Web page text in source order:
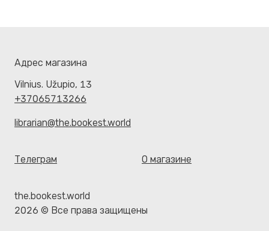
Адрес магазина
Vilnius. Užupio, 13
+37065713266
librarian@the.bookest.world
Телеграм О магазине
the.bookest.world
2026 © Все права защищены